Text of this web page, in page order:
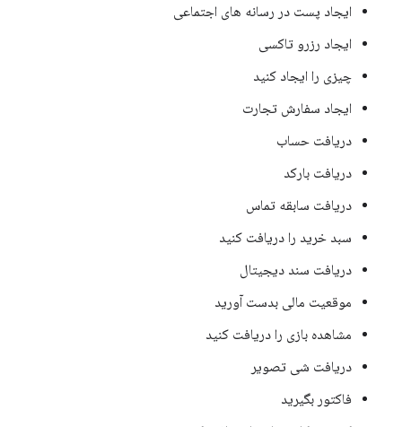
ایجاد پست در رسانه های اجتماعی
ایجاد رزرو تاکسی
چیزی را ایجاد کنید
ایجاد سفارش تجارت
دریافت حساب
دریافت بارکد
دریافت سابقه تماس
سبد خرید را دریافت کنید
دریافت سند دیجیتال
موقعیت مالی بدست آورید
مشاهده بازی را دریافت کنید
دریافت شی تصویر
فاکتور بگیرید